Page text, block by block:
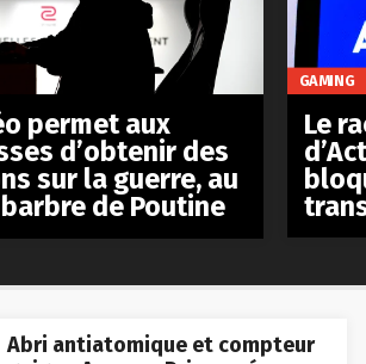
Abri antiatomique et compteur
permet aux
d’obtenir des
sur la guerre, au
de Poutine
GAMING
Le